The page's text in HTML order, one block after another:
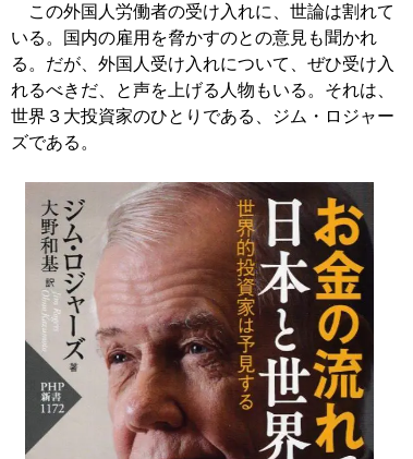
この外国人労働者の受け入れに、世論は割れて
いる。国内の雇用を脅かすのとの意見も聞かれ
る。だが、外国人受け入れについて、ぜひ受け入
れるべきだ、と声を上げる人物もいる。それは、
世界３大投資家のひとりである、ジム・ロジャー
ズである。